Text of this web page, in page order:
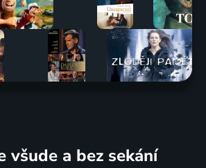
všude a bez sekání